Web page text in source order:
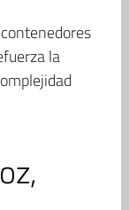
la